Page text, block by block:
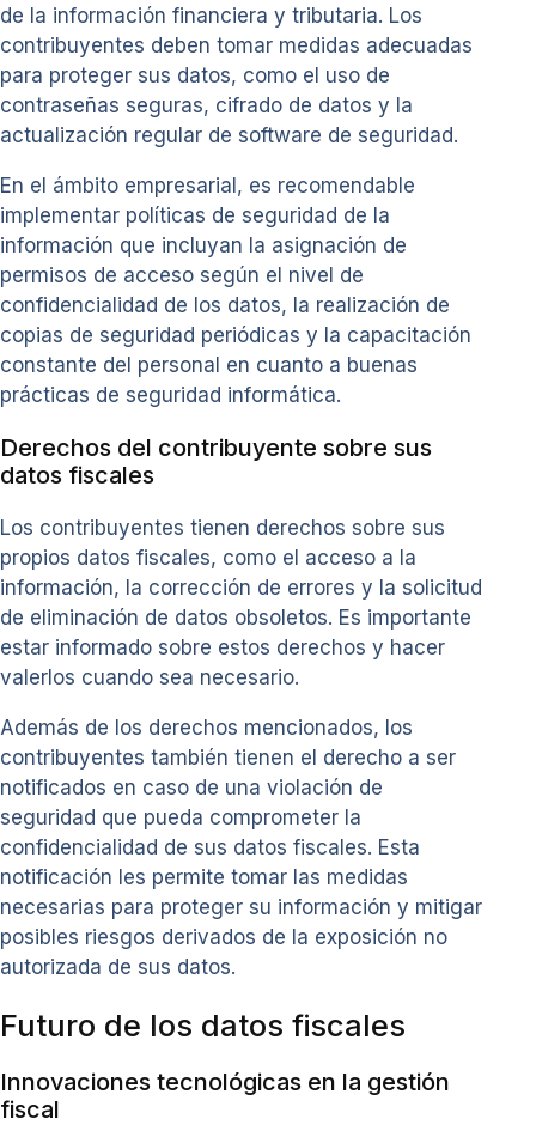
de la información financiera y tributaria. Los
contribuyentes deben tomar medidas adecuadas
para proteger sus datos, como el uso de
contraseñas seguras, cifrado de datos y la
actualización regular de software de seguridad.
En el ámbito empresarial, es recomendable
implementar políticas de seguridad de la
información que incluyan la asignación de
permisos de acceso según el nivel de
confidencialidad de los datos, la realización de
copias de seguridad periódicas y la capacitación
constante del personal en cuanto a buenas
prácticas de seguridad informática.
Derechos del contribuyente sobre sus
datos fiscales
Los contribuyentes tienen derechos sobre sus
propios datos fiscales, como el acceso a la
información, la corrección de errores y la solicitud
de eliminación de datos obsoletos. Es importante
estar informado sobre estos derechos y hacer
valerlos cuando sea necesario.
Además de los derechos mencionados, los
contribuyentes también tienen el derecho a ser
notificados en caso de una violación de
seguridad que pueda comprometer la
confidencialidad de sus datos fiscales. Esta
notificación les permite tomar las medidas
necesarias para proteger su información y mitigar
posibles riesgos derivados de la exposición no
autorizada de sus datos.
Futuro de los datos fiscales
Innovaciones tecnológicas en la gestión
fiscal